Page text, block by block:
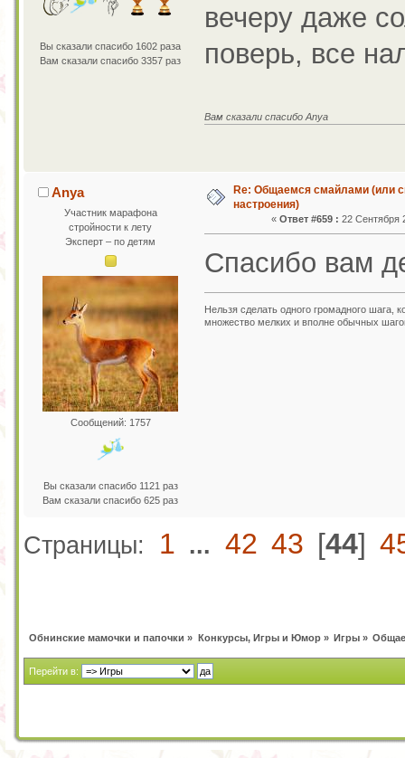
Вы сказали спасибо 1602 раза
Вам сказали спасибо 3357 раз
вечеру даже
поверь, все
Вам сказали спасибо Anya
Anya
Участник марафона
стройности к лету
Эксперт – по детям
Сообщений: 1757
Вы сказали спасибо 1121 раз
Вам сказали спасибо 625 раз
Re: Общаемся смайлами (или
настроения)
«Ответ #659 : 22 Сентября
Спасибо вам
Нельзя сделать одного громадного шага,
множество мелких и вполне обычных
Страницы: 1 ... 42 43 [44]
Обнинские мамочки и папочки » Конкурсы, Игры и Юмор» Игры»
Перейти в: